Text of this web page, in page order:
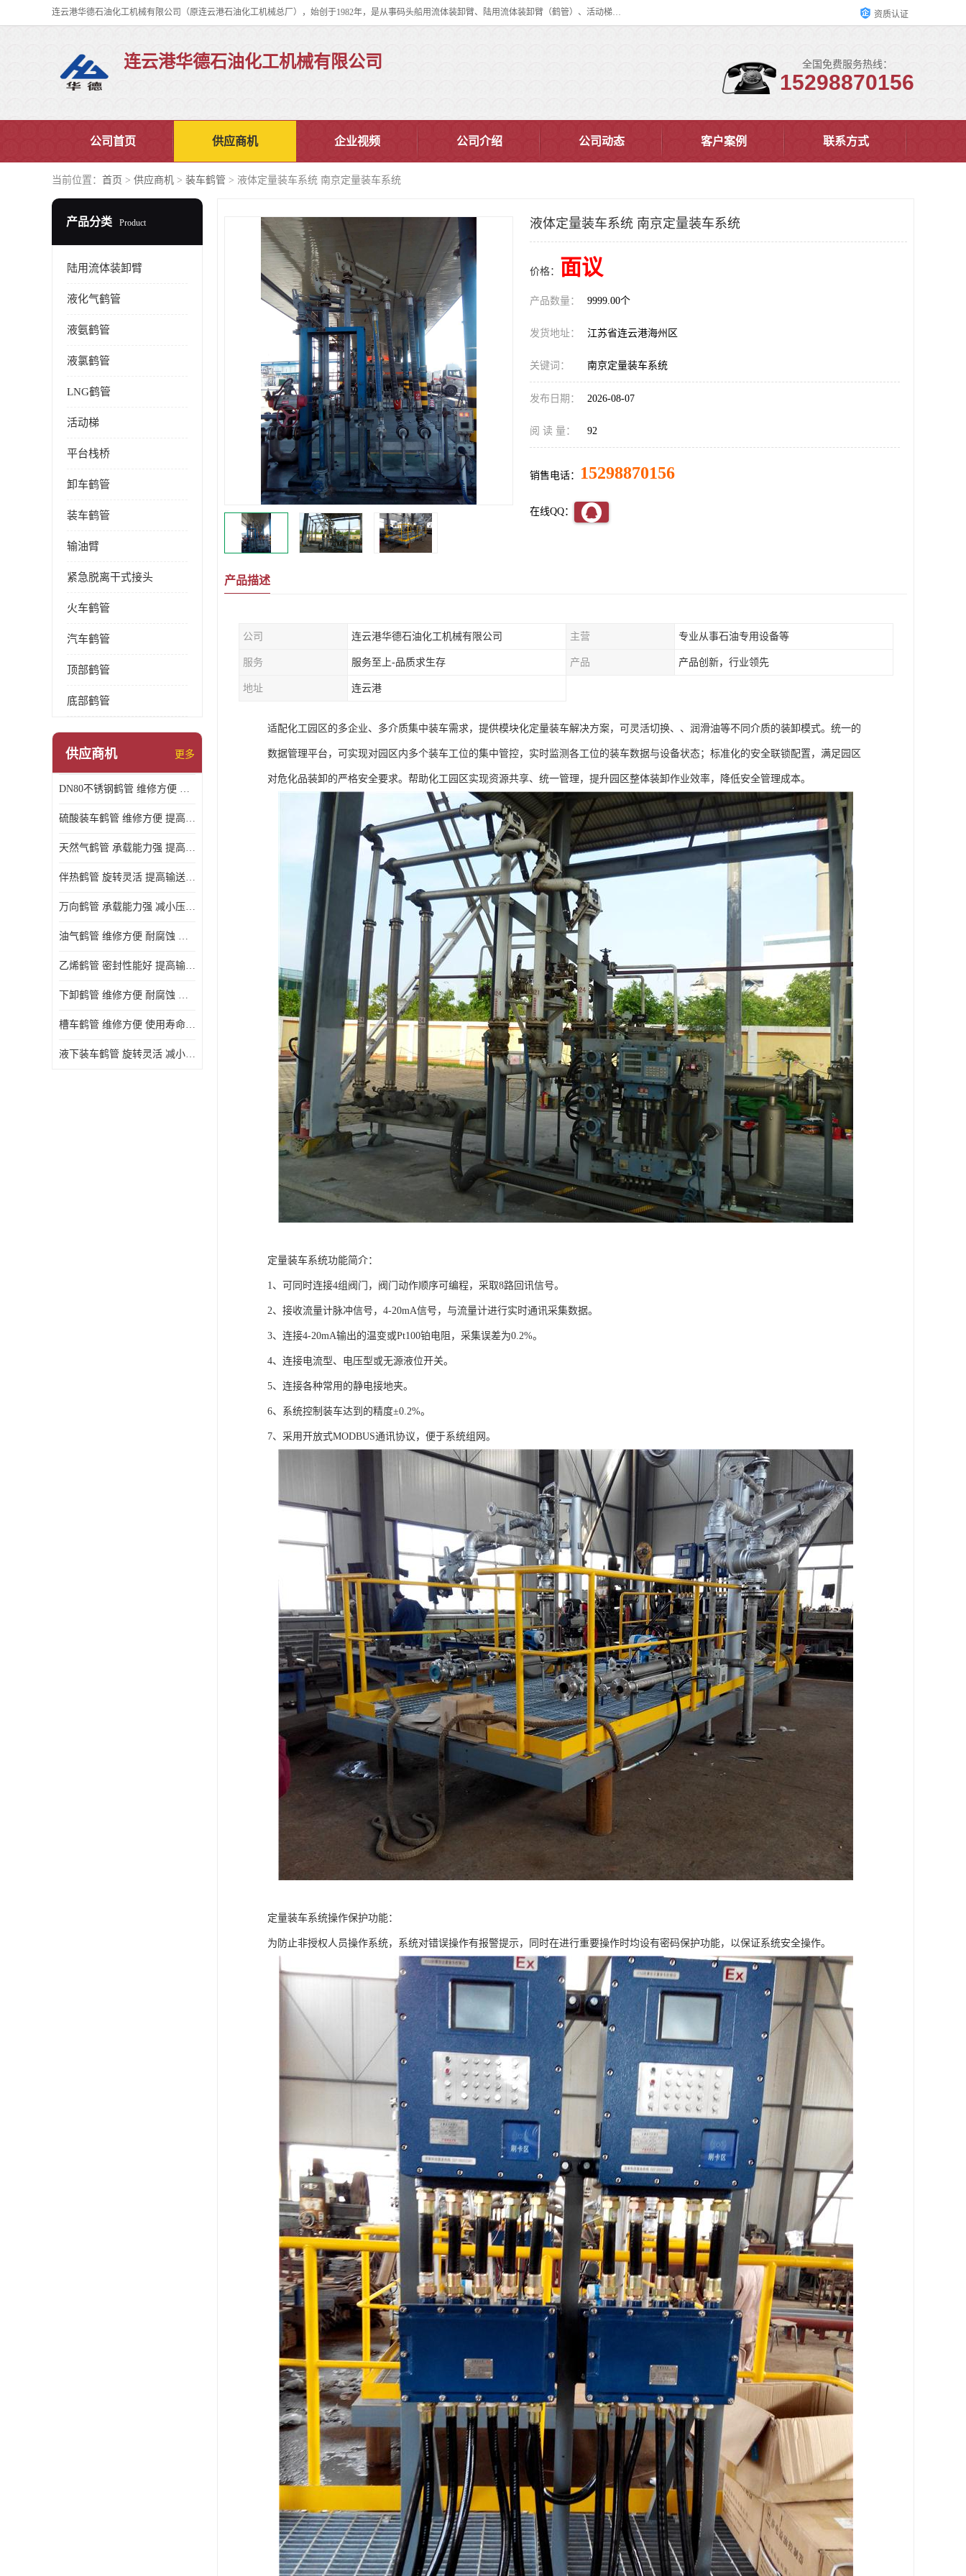
连云港华德石油化工机械有限公司（原连云港石油化工机械总厂），始创于1982年，是从事码头船用流体装卸臂、陆用流体装卸臂（鹤管）、活动梯、钢构平台、定量装车系统等全系列流体装卸设备的设计、制造、销售以及服务的专业供应商。 资质认证
连云港华德石油化工机械有限公司 全国免费服务热线：
15298870156
公司首页 供应商机 企业视频 公司介绍 公司动态 客户案例 联系方式
当前位置： 首页 > 供应商机 > 装车鹤管 > 液体定量装车系统 南京定量装车系统
产品分类 Product
陆用流体装卸臂
液化气鹤管
液氨鹤管
液氯鹤管
LNG鹤管
活动梯
平台栈桥
卸车鹤管
装车鹤管
输油臂
紧急脱离干式接头
火车鹤管
汽车鹤管
顶部鹤管
底部鹤管
供应商机 更多
DN80不锈钢鹤管 维修方便 提高输送效率
硫酸装车鹤管 维修方便 提高输送效率
天然气鹤管 承载能力强 提高输送效率
伴热鹤管 旋转灵活 提高输送效率
万向鹤管 承载能力强 减小压力损失
油气鹤管 维修方便 耐腐蚀 耐高温
乙烯鹤管 密封性能好 提高输送效率
下卸鹤管 维修方便 耐腐蚀 耐高温
槽车鹤管 维修方便 使用寿命较长
液下装车鹤管 旋转灵活 减小压力损失
液体定量装车系统 南京定量装车系统
价格： 面议
产品数量： 9999.00个
发货地址： 江苏省连云港海州区
关键词： 南京定量装车系统
发布日期： 2026-08-07
阅 读 量： 92
销售电话： 15298870156
在线QQ：
产品描述
公司 连云港华德石油化工机械有限公司 主营 专业从事石油专用设备等
服务 服务至上-品质求生存 产品 产品创新，行业领先
地址 连云港
适配化工园区的多企业、多介质集中装车需求，提供模块化定量装车解决方案，可灵活切换、、润滑油等不同介质的装卸模式。统一的
数据管理平台，可实现对园区内多个装车工位的集中管控，实时监测各工位的装车数据与设备状态；标准化的安全联锁配置，满足园区
对危化品装卸的严格安全要求。帮助化工园区实现资源共享、统一管理，提升园区整体装卸作业效率，降低安全管理成本。
定量装车系统功能简介：
1、可同时连接4组阀门，阀门动作顺序可编程，采取8路回讯信号。
2、接收流量计脉冲信号，4-20mA信号，与流量计进行实时通讯采集数据。
3、连接4-20mA输出的温变或Pt100铂电阻，采集误差为0.2%。
4、连接电流型、电压型或无源液位开关。
5、连接各种常用的静电接地夹。
6、系统控制装车达到的精度±0.2%。
7、采用开放式MODBUS通讯协议，便于系统组网。
定量装车系统操作保护功能：
为防止非授权人员操作系统，系统对错误操作有报警提示，同时在进行重要操作时均设有密码保护功能，以保证系统安全操作。